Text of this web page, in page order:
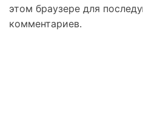
этом браузере для
комментариев.